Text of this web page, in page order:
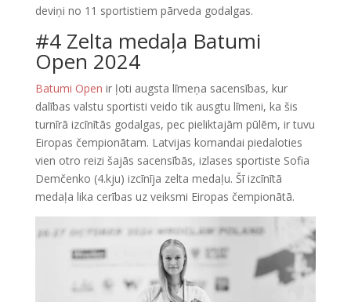
deviņi no 11 sportistiem pārveda godalgas.
#4 Zelta medaļa Batumi
Open 2024
Batumi Open ir ļoti augsta līmeņa sacensības, kur
dalības valstu sportisti veido tik ausgtu līmeni, ka šis
turnīrā izcīnītās godalgas, pec pieliktajām pūlēm, ir tuvu
Eiropas čempionātam. Latvijas komandai piedaloties
vien otro reizi šajās sacensībās, izlases sportiste Sofia
Demčenko (4.kju) izcīnīja zelta medaļu. Šī izcīnītā
medaļa lika cerības uz veiksmi Eiropas čempionātā.